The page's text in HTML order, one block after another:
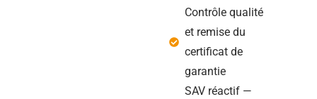
Contrôle qualité
et remise du
certificat de
garantie
SAV réactif —